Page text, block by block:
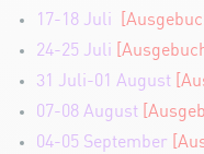
17-18 Juli
24-25 Juli
31 Juli-01 August
07-08 August [
04-05 September [